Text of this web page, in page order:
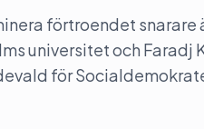
förtroendet snarare
universitet och Faradj
för